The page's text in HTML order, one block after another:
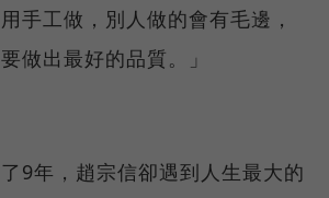
手工做，別人做的會有毛邊，
做出最好的品質。」
9年，趙宗信卻遇到人生最大的